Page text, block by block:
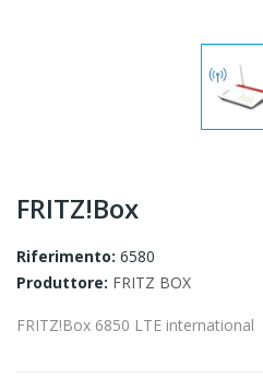
FRITZ!Box
Riferimento: 6580
Produttore: FRITZ BOX
FRITZ!Box 6850 LTE international